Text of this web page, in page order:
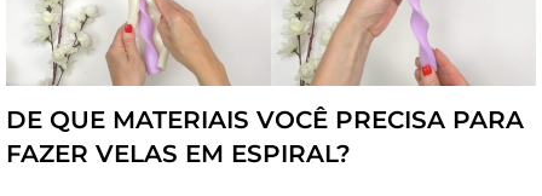
DE QUE MATERIAIS VOCÊ PRECISA PARA
FAZER VELAS EM ESPIRAL?